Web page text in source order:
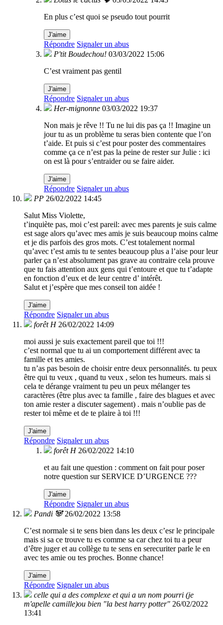
En plus c’est quoi se pseudo tout pourrit
J'aime
Répondre Signaler un abus
P'tit Boudechou! 03/03/2022 15:06
C’est vraiment pas gentil
J'aime
Répondre Signaler un abus
Her-mignonne 03/03/2022 19:37
Non mais je rêve !! Tu ne lui dis pas ça !! Imagine un
jour tu as un problème tu seras bien contente que l’on
t’aide. Et puis si c’est pour poster des commentaires
comme ça ce n’est pas la peine de rester sur Julie : ici
on est là pour s’entraider ou se faire aider.
J'aime
Répondre Signaler un abus
PP 26/02/2022 14:45
Salut Miss Violette,
t’inquiète pas, moi c’est pareil: avec mes parents je suis calme
est sage alors qu’avec mes amis je suis beaucoup moins calme
et je dis parfois des gros mots. C’est totalement normal
qu’avec t’est amis tu te sentes beaucoup plus a l’aise pour leur
parler ça n’est absolument pas grave au contraire cela prouve
que tu fais attention aux gens qui t’entoure et que tu t’adapte
en fonction d’eux et de leur centre d’ intérêt.
Salut et j’espère que mes conseil ton aidée !
J'aime
Répondre Signaler un abus
forêt H 26/02/2022 14:09
moi aussi je suis exactement pareil que toi !!!
c’est normal que tu ai un comportement différent avec ta
famille et tes amies.
tu n’as pas besoin de choisir entre deux personnalités. tu peux
être qui tu veux , quand tu veux , selon tes humeurs. mais si
cela te dérange vraiment tu peu un peux mélanger tes
caractères (être plus avec ta famille , faire des blagues et avec
ton amie rester a discuter sagement) . mais n’oublie pas de
rester toi même et de te plaire à toi !!!
J'aime
Répondre Signaler un abus
forêt H 26/02/2022 14:10
et au fait une question : comment on fait pour poser
notre question sur SERVICE D’URGENCE ???
J'aime
Répondre Signaler un abus
Pandi 🐼 26/02/2022 13:58
C’est normale si te sens bien dans les deux c’esr le principale
mais si sa ce trouve tu es comme sa car chez toi tu a peur
d’être juger et au collège tu te sens en serecuriter parle le en
avec tes amie ou tes proches. Bonne chance!
J'aime
Répondre Signaler un abus
celle qui a des complexe et qui a un nom pourri (je
m'apelle camille)ou bien "la best harry potter" 26/02/2022
13:41